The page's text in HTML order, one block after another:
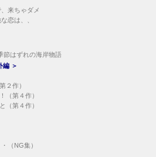
来ちゃダメ
恋は、、
編 ＞
２作）
（第４作）
（第４作）
（NG集）